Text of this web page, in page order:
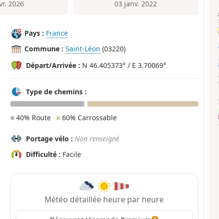
2026
03 janv. 2022
Pays : France
Commune : Saint-Léon (03220)
Départ/Arrivée : N 46.405373° / E 3.70069°
Type de chemins :
■ 40% Route ■60% Carrossable
Portage vélo : Non renseigné
Difficulté : Facile
Météo détaillée heure par heure